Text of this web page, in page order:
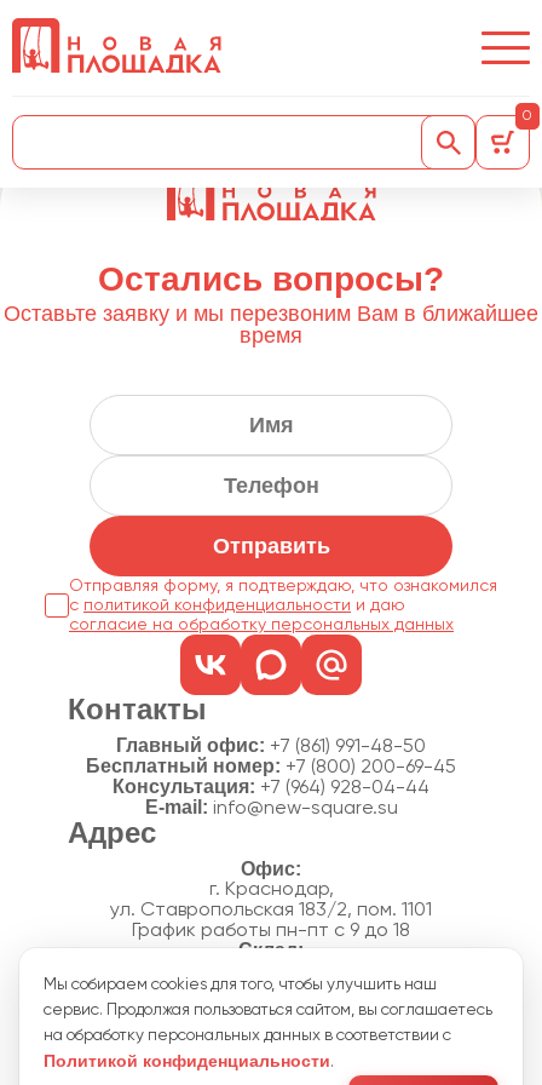
0
Складские остатки
Остались вопросы?
Оставьте заявку и мы перезвоним Вам в ближайшее
время
Отправить
Отправляя форму, я подтверждаю, что ознакомился
с политикой конфиденциальности
согласие на обработку персональных данных
Контакты
Главный офис: +7 (861) 991-48-50
Бесплатный номер: +7 (800) 200-69-45
Консультация: +7 (964) 928-04-44
E-mail: info@new-square.su
Адрес
г. Краснодар,
ул. Ставропольская 183/2, пом. 1101
График работы пн-пт с 9 до 18
п. Новознаменский, ул.Производственная, 15
График работы склада пн-пт с 8 до 18
Акции
Политика конфиденциальности
Мы собираем cookies для того, чтобы улучшить наш
сервис. Продолжая пользоваться сайтом, вы соглашаетесь
на обработку персональных данных в соответствии с
Политикой конфиденциальности.